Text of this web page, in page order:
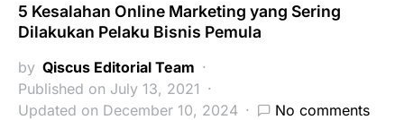
5 Kesalahan Online Marketing yang Sering
Dilakukan Pelaku Bisnis Pemula
by Qiscus Editorial Team
Published on July 13, 2021
Updated on December 10, 2024
No comments